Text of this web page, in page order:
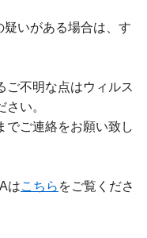
いがある場合は、す
ご不明な点はウィルス
い。
でご連絡をお願い致し
はこちら をご覧くださ